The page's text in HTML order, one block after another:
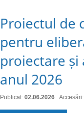
Proiectul de
pentru
proiectare
anul 2026
Publicat: 02.06.2026